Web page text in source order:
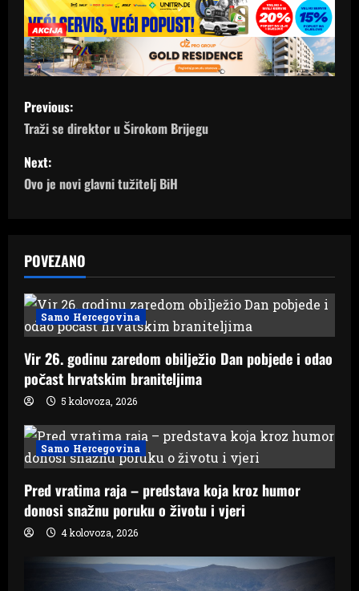
P
o
s
t
a
v
i
g
a
t
i
o
n
Previous:
Traži se direktor u Širokom Brijegu
Next:
Ovo je novi glavni tužitelj BiH
POVEZANO
Samo Hercegovina
Vir 26. godinu zaredom obilježio Dan pobjede i odao
počast hrvatskim braniteljima
5 kolovoza, 2026
Samo Hercegovina
Pred vratima raja – predstava koja kroz humor
donosi snažnu poruku o životu i vjeri
4 kolovoza, 2026